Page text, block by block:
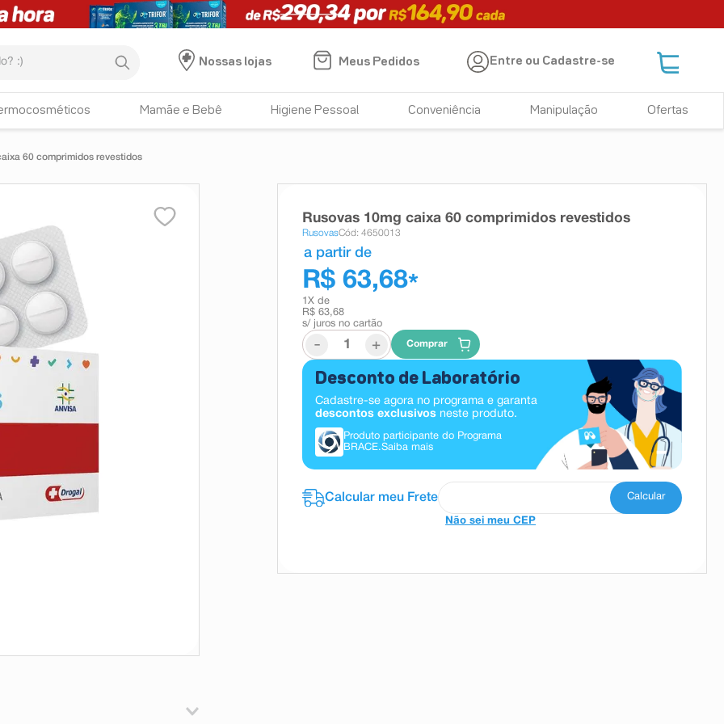
Nossas lojas
Meus Pedidos Entre ou Cadastre-se
Mamãe e Bebê Higiene Pessoal Conveniência Manipulação Ofertas
60 comprimidos revestidos
Rusovas 10mg caixa 60 comprimidos revestidos
RusovasCód: 4650013
a partir de
R$ 63,68*
1X de
R$ 63,68
s/ juros no cartão
- + Comprar
Desconto de Laboratório
Cadastre-se agora no programa e garanta
descontos exclusivos neste produto.
Produto participante do Programa
BRACE.Saiba mais
Não sei meu CEP